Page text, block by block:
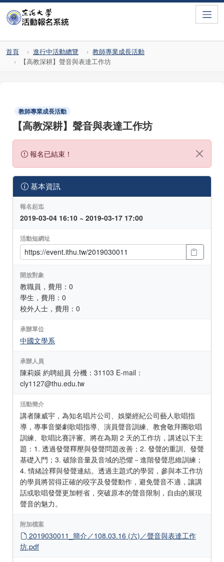
首頁 進行中活動總覽
教師專業成長活動
【高教深耕】聲音與表達工作坊
教師專業成長活動
【高教深耕】聲音與表達工作坊
報名已結束！
基本資訊
報名起迄
2019-03-04 16:10 ~ 2019-03-17 17:00
活動短網址
開放對象
教職員，費用：0
學生，費用：0
校外人士，費用：0
承辦單位
中國文學系
承辦人員
陳莉媖 約聘組員 分機：31103 E-mail：
cly1127@thu.edu.tw
活動簡介
講者陳威宇，為知名唱片公司、娛樂經紀公司藝人歌唱指
導，專事音樂劇歌唱指導、演員聲音訓練、教會敬拜團歌唱
訓練、歌唱比賽評審。將在為期 2 天的工作坊，講述以下主
題：1. 透過發聲釋壓與發聲問題改善；2. 發聲的重訓、發聲
基礎入門；3. 破除音量及音域的恐懼－進階發聲思維訓練；
4. 情緒詮釋與發聲連結。透過主題式的學習，參與本工作坊
的學員將習得正確的咬字及發聲動作，避免聲音不適，讓講
話或歌唱發聲更加輕省，突破原本的聲音限制，自由的展現
聲音的魅力。
附加檔案
2019030011_簡介／108.03.16 (六)／聲音與表達工作
坊.pdf